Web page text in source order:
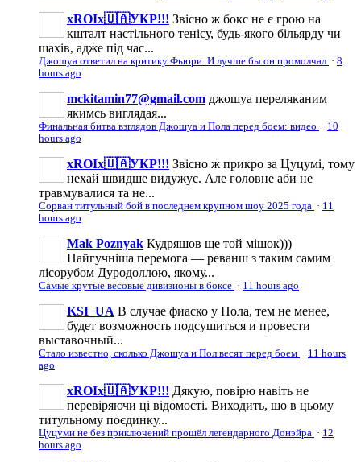
xROIx🇺🇦УКР!!! Звісно ж бокс не є грою на
кшталт настільного тенісу, будь-якого більярду чи
шахів, адже під час...
Джошуа ответил на критику Фьюри. И лучше бы он промолчал · 8
hours ago
mckitamin77@gmail.com джошуа переляканим
якимсь виглядая...
Финальная битва взглядов Джошуа и Пола перед боем: видео · 10
hours ago
xROIx🇺🇦УКР!!! Звісно ж прикро за Цуцумі, тому
нехай швидше видужує. Але головне аби не
травмувалися та не...
Сорван титульный бой в последнем крупном шоу 2025 года · 11
hours ago
Mak Poznyak Кудряшов ще той мішок)))
Найгучніша перемога — реванш з таким самим
лісорубом Дуродоллою, якому...
Самые крутые весовые дивизионы в боксе · 11 hours ago
KSI_UA В случае фиаско у Пола, тем не менее,
будет возможность подсушиться и провести
выставочный...
Стало известно, сколько Джошуа и Пол весят перед боем · 11 hours
ago
xROIx🇺🇦УКР!!! Дякую, повірю навіть не
перевіряючи ці відомості. Виходить, що в цьому
титульному поєдинку...
Цуцуми не без приключений прошёл легендарного Донэйра · 12
hours ago